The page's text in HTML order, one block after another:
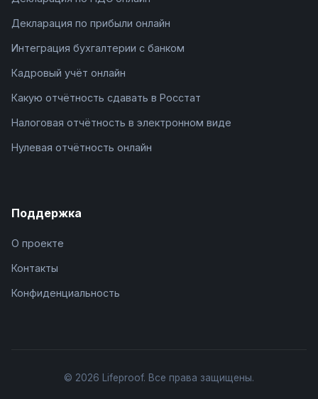
Декларация по прибыли онлайн
Интеграция бухгалтерии с банком
Кадровый учёт онлайн
Какую отчётность сдавать в Росстат
Налоговая отчётность в электронном виде
Нулевая отчётность онлайн
Поддержка
О проекте
Контакты
Конфиденциальность
© 2026 Lifeproof. Все права защищены.